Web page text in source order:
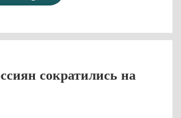
сократились на